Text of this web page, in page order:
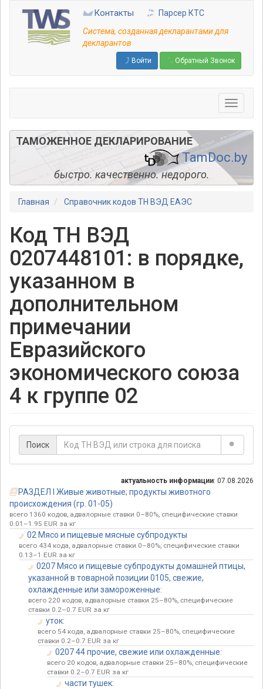
основному
содержанию
Контакты
Парсер КТС
Система, созданная декларантами для
декларантов
Войти Обратный Звонок
ТАМОЖЕННОЕ ДЕКЛАРИРОВАНИЕ
TamDoc.by
быстро. качественно. недорого.
Главная Справочник кодов ТН ВЭД ЕАЭС
Код ТН ВЭД
0207448101: в порядке,
указанном в
дополнительном
примечании
Евразийского
экономического союза
4 к группе 02
Поиск
актуальность информации: 07.08.2026
РАЗДЕЛ I Живые животные; продукты животного
происхождения (гр. 01-05)
всего 1360 кодов, адвалорные ставки 0–80%, специфические ставки
0.01–1.95 EUR за кг
02 Мясо и пищевые мясные субпродукты
всего 434 кода, адвалорные ставки 0–80%, специфические ставки
0.13–1 EUR за кг
0207 Мясо и пищевые субпродукты домашней птицы,
указанной в товарной позиции 0105, свежие,
охлажденные или замороженные:
всего 220 кодов, адвалорные ставки 25–80%, специфические
ставки 0.2–0.7 EUR за кг
уток:
всего 54 кода, адвалорные ставки 25–80%, специфические
ставки 0.2–0.7 EUR за кг
0207 44 прочие, свежие или охлажденные:
всего 20 кодов, адвалорные ставки 25–80%, специфические
ставки 0.2–0.7 EUR за кг
части тушек: